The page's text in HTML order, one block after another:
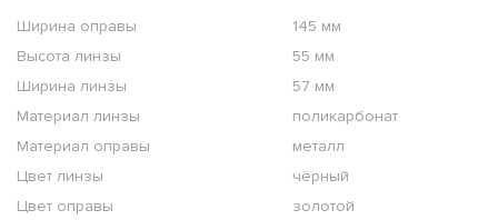
Ширина оправы
145 мм
Высота линзы
55 мм
Ширина линзы
57 мм
Материал линзы
поликарбонат
Материал оправы
металл
Цвет линзы
чёрный
Цвет оправы
золотой